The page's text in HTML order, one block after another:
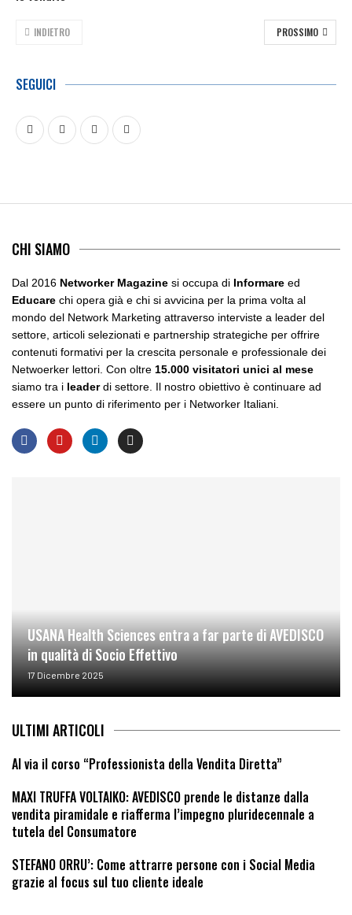
INDIETRO PROSSIMO
SEGUICI
CHI SIAMO
Dal 2016 Networker Magazine si occupa di Informare ed
Educare chi opera già e chi si avvicina per la prima volta al
mondo del Network Marketing attraverso interviste a leader del
settore, articoli selezionati e partnership strategiche per offrire
contenuti formativi per la crescita personale e professionale dei
Netwoerker lettori. Con oltre 15.000 visitatori unici al mese
siamo tra i leaderdi settore. Il nostro obiettivo è continuare ad
essere un punto di riferimento per i Networker Italiani.
USANA Health Sciences entra a far parte di AVEDISCO
in qualità di Socio Effettivo
17 Dicembre 2025
ULTIMI ARTICOLI
Al via il corso “Professionista della Vendita Diretta”
MAXI TRUFFA VOLTAIKO: AVEDISCO prende le distanze dalla
vendita piramidale e riafferma l’impegno pluridecennale a
tutela del Consumatore
STEFANO ORRU’: Come attrarre persone con i Social Media
grazie al focus sul tuo cliente ideale